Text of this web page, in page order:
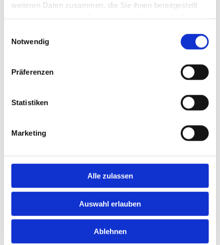
weiteren Daten zusammen, die Sie ihnen bereitgestellt
Notwendig
Präferenzen
Statistiken
Marketing
Alle zulassen
Auswahl erlauben
Ablehnen
Willkommen bei Tolksdorf
Haben Sie Lust auf schönes Wohnen oder gibt es
Platzprobleme bei Ihnen?
Vielleicht möchten Sie aber auch keine Möbel von
der Stange sondern eine Einrichtung die sich von
anderen abhebt?